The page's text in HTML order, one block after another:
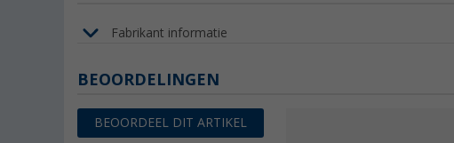
Fabrikant informatie
BEOORDELINGEN
BEOORDEEL DIT ARTIKEL